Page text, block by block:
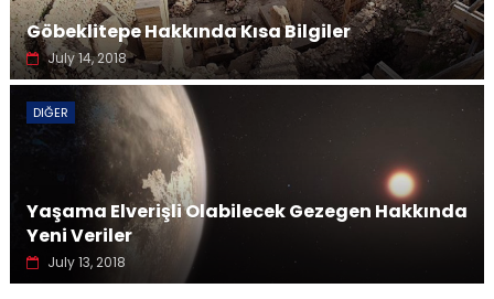
Göbeklitepe Hakkında Kısa Bilgiler
July 14, 2018
DIĞER
Yaşama Elverişli Olabilecek Gezegen Hakkında
Yeni Veriler
July 13, 2018